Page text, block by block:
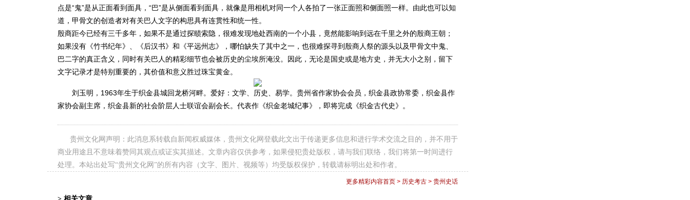
点是“鬼”是从正面看到面具，“巴”是从侧面看到面具，就像是用相机对同一个人各拍了一张正面照和侧面照一样。由此也可以知
道，甲骨文的创造者对有关巴人文字的构思具有连贯性和统一性。
殷商距今已经有三千多年，如果不是通过探赜索隐，很难发现地处西南的一个小县，竟然能影响到远在千里之外的殷商王朝；
如果没有《竹书纪年》、《后汉书》和《平远州志》，哪怕缺失了其中之一，也很难探寻到殷商人祭的源头以及甲骨文中鬼、
巴二字的真正含义，同时有关巴人的精彩细节也会被历史的尘埃所淹没。因此，无论是国史或是地方史，并无大小之别，留下
文字记录才是特别重要的，其价值和意义胜过珠宝黄金。
刘玉明，1963年生于织金县城回龙桥河畔。爱好：文学、历史、易学。贵州省作家协会会员，织金县政协常委，织金县作
家协会副主席，织金县新的社会阶层人士联谊会副会长。代表作《织金老城纪事》，即将完成《织金古代史》。
贵州文化网声明：此消息系转载自新闻权威媒体，贵州文化网登载此文出于传递更多信息和进行学术交流之目的，并不用于
商业用途且不意味着赞同其观点或证实其描述。文章内容仅供参考，如果侵犯贵处版权，请与我们联络，我们将第一时间进行
处理。本站出处写“贵州文化网”的所有内容（文字、图片、视频等）均受版权保护，转载请标明出处和作者。
更多精彩内容首页 > 历史考古 > 贵州史话